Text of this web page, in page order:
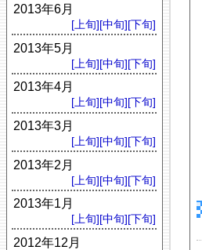
2013年6月
[上旬][中旬][下旬]
2013年5月
[上旬][中旬][下旬]
2013年4月
[上旬][中旬][下旬]
2013年3月
[上旬][中旬][下旬]
2013年2月
[上旬][中旬][下旬]
2013年1月
[上旬][中旬][下旬]
2012年12月